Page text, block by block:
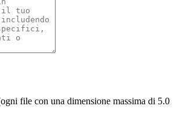
file con una dimensione massima di 5.0